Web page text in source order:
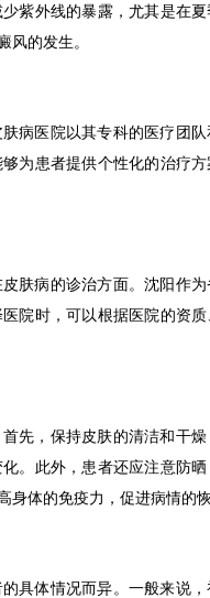
紫外线的暴露，尤其是在
风的发生。
病医院以其专科的医疗团
为患者提供个性化的治疗
肤病的诊治方面。沈阳作
院时，可以根据医院的资
先，保持皮肤的清洁和干
。此外，患者还应注意防晒
体的免疫力，促进病情的恢
具体情况而异。一般来说